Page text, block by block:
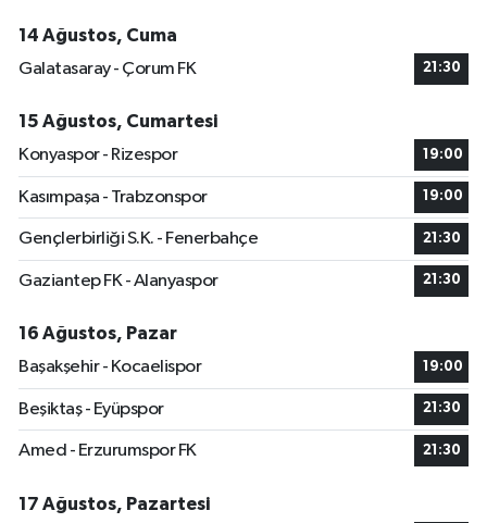
14 Ağustos, Cuma
Galatasaray - Çorum FK
21:30
15 Ağustos, Cumartesi
Konyaspor - Rizespor
19:00
Kasımpaşa - Trabzonspor 19:00
Gençlerbirliği S.K. - Fenerbahçe 21:30
Gaziantep FK - Alanyaspor 21:30
16 Ağustos, Pazar
Başakşehir - Kocaelispor
19:00
Beşiktaş - Eyüpspor 21:30
Amed - Erzurumspor FK 21:30
17 Ağustos, Pazartesi